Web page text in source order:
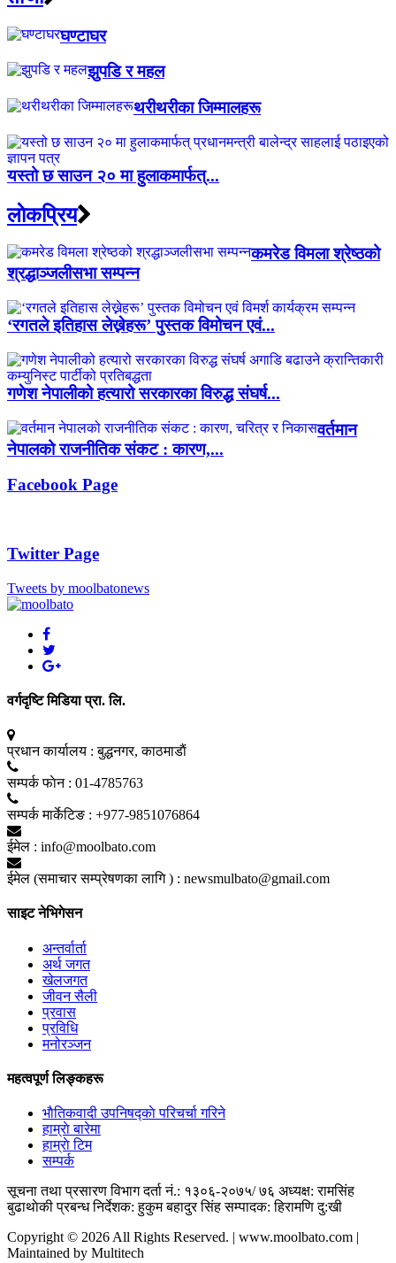
घण्टाघर
झुपडि र महल
थरीथरीका जिम्मालहरू
यस्तो छ साउन २० मा हुलाकमार्फत्...
लाेकप्रिय
कमरेड विमला श्रेष्ठको
श्रद्धाञ्जलीसभा सम्पन्न
‘रगतले इतिहास लेख्नेहरू’ पुस्तक विमोचन एवं...
गणेश नेपालीको हत्यारो सरकारका विरुद्ध संघर्ष...
वर्तमान
नेपालको राजनीतिक संकट : कारण,...
Facebook Page
Twitter Page
Tweets by moolbatonews
वर्गदृष्टि मिडिया प्रा. लि.
प्रधान कार्यालय : बुद्धनगर, काठमाडाैं
सम्पर्क फाेन : 01-4785763
सम्पर्क मार्केटिङ : +977-9851076864
ईमेल : info@moolbato.com
ईमेल (समाचार सम्प्रेषणका लागि ) : newsmulbato@gmail.com
साइट नेभिगेसन
अन्तर्वार्ता
अर्थ जगत
खेलजगत
जीवन सैली
प्रवास
प्रविधि
मनोरञ्जन
महत्वपूर्ण लिङ्कहरू
भाैतिकवादी उपनिषद्काे परिचर्चा गरिने
हाम्राे बारेमा
हाम्राे टिम
सम्पर्क
सूचना तथा प्रसारण विभाग दर्ता नं.: १३०६-२०७५/ ७६ अध्यक्ष: रामसिंह
बुढाथाेकी प्रबन्ध निर्देशक: हुकुम बहादुर सिंह सम्पादक: हिरामणि दु:खी
Copyright © 2026 All Rights Reserved. | www.moolbato.com |
Maintained by Multitech